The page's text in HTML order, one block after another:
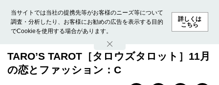
当サイトでは当社の提携先等がお客様のニーズ等について
調査・分析したり、お客様にお勧めの広告を表示する目的
でCookieを使用する場合があります。
詳しくは
こちら
ホーム モデル募集 ランキング ファッション ビューテ
TARO’S TAROT［タロウズタロット］11月
の恋とファッション：C